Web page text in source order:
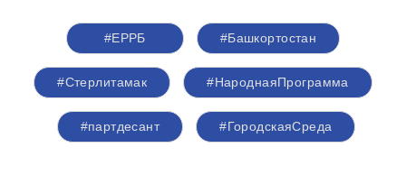
#ЕРРБ #Башкортостан
#Стерлитамак #НароднаяПрограмма
#партдесант #ГородскаяСреда